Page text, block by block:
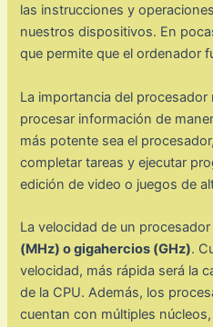
las instrucciones y
nuestros dispositivos. En
que permite que el ordenador
La importancia del
procesar información de
más potente sea el
completar tareas y ejecutar
edición de video o juegos de
La velocidad de un
(MHz) o gigahercios (GHz).
velocidad, más rápida será la
de la CPU. Además, los
cuentan con múltiples